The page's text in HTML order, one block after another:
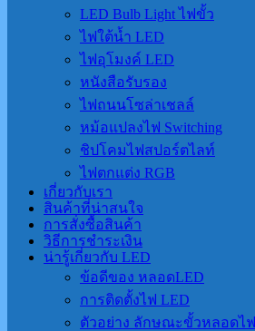
LED Bulb Light ไฟขั้ว
ไฟใต้น้ำ LED
ไฟอุโมงค์ LED
หนังสือรับรอง
ไฟถนนโซล่าเชลล์
หม้อแปลงไฟ Switching
ชิปโคมไฟสปอร์ตไลท์
ไฟตกแต่ง RGB
เกี่ยวกับเรา
สินค้าที่น่าสนใจ
การสั่งซื้อสินค้า
วิธีการชำระเงิน
น่ารู้เกี่ยวกับ LED
ข้อดีของ หลอดLED
การติดตั้งไฟ LED
ตัวอย่าง ลักษณะขั้วหลอดไฟ